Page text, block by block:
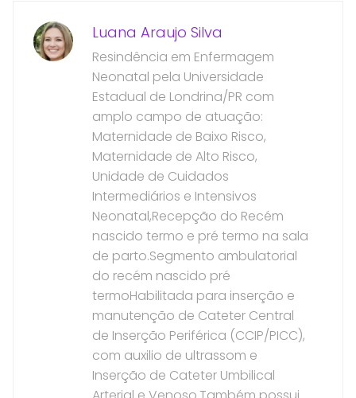
Luana Araujo Silva
Resindência em Enfermagem
Neonatal pela Universidade
Estadual de Londrina/PR com
amplo campo de atuação:
Maternidade de Baixo Risco,
Maternidade de Alto Risco,
Unidade de Cuidados
Intermediários e Intensivos
Neonatal,Recepção do Recém
nascido termo e pré termo na sala
de parto.Segmento ambulatorial
do recém nascido pré
termoHabilitada para inserção e
manutenção de Cateter Central
de Inserção Periférica (CCIP/PICC),
com auxilio de ultrassom e
Inserção de Cateter Umbilical